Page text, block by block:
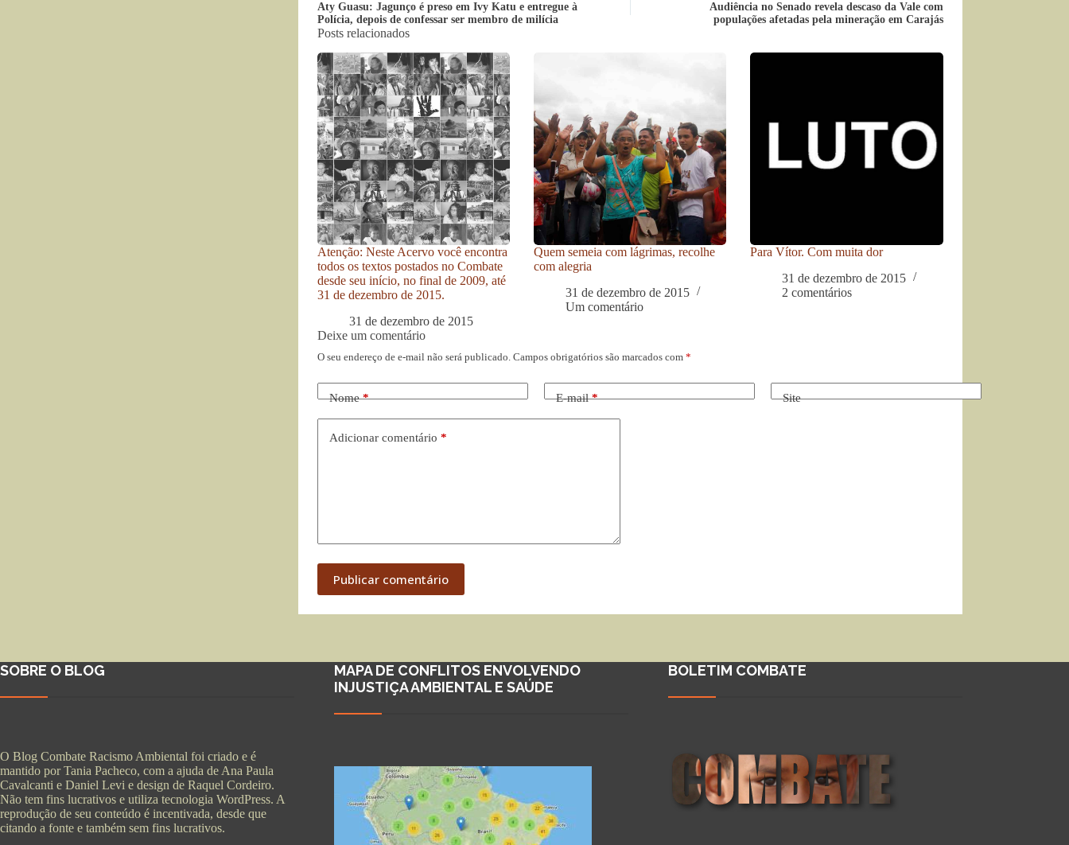
Aty Guasu: Jagunço é preso em Ivy Katu e entregue à
Polícia, depois de confessar ser membro de milícia
Audiência no Senado revela descaso da Vale com
populações afetadas pela mineração em Carajás
Posts relacionados
Atenção: Neste Acervo você encontra
todos os textos postados no Combate
desde seu início, no final de 2009, até
31 de dezembro de 2015.
31 de dezembro de 2015
Quem semeia com lágrimas, recolhe
com alegria
31 de dezembro de 2015
Um comentário
Para Vítor. Com muita dor
31 de dezembro de 2015
2 comentários
Deixe um comentário
O seu endereço de e-mail não será publicado. Campos obrigatórios são marcados com *
Nome* E-mail* Site
Adicionar comentário *
Publicar comentário
SOBRE O BLOG
O Blog Combate Racismo Ambiental foi criado e é
mantido por Tania Pacheco, com a ajuda de Ana Paula
Cavalcanti e Daniel Levi e design de Raquel Cordeiro.
Não tem fins lucrativos e utiliza tecnologia WordPress. A
reprodução de seu conteúdo é incentivada, desde que
citando a fonte e também sem fins lucrativos.
MAPA DE CONFLITOS ENVOLVENDO
INJUSTIÇA AMBIENTAL E SAÚDE
BOLETIM COMBATE